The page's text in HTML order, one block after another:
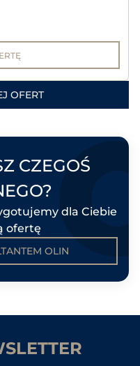
OFERT
CZEGOŚ
dla Ciebie
ofertę
OLIN